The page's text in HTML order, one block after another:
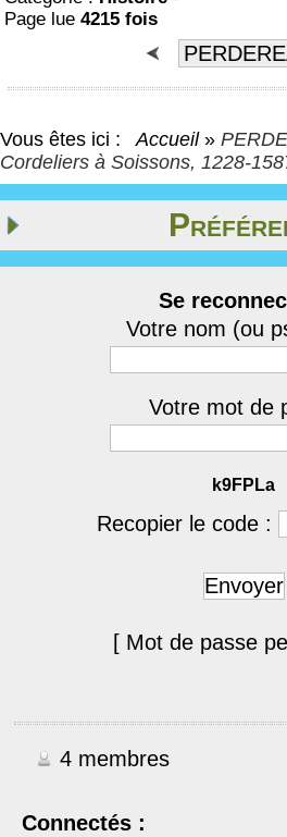
Page lue 4215 fois
Vous êtes ici : Accueil »
Cordeliers à Soissons, 1228-
Se
Votre nom (ou
Votre mot de
k9FPLa
Recopier le code :
Envoyer
[ Mot de passe
4 membres
Connectés :